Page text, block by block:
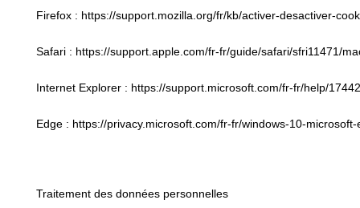
Firefox : https://support.mozilla.org/fr/kb/activer-desactiver-
Safari : https://support.apple.com/fr-fr/guide/safari/sfri11471/
Internet Explorer : https://support.microsoft.com/fr-fr/help/
Edge : https://privacy.microsoft.com/fr-fr/windows-10-
Traitement des données personnelles